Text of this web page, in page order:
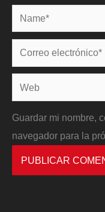
Name*
Correo
electrónico*
Web
Guardar mi nombre,
navegador para la